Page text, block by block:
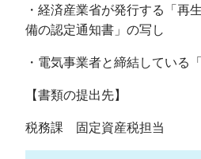
・経済産業省が発行する「再
備の認定通知書」の写し
・電気事業者と締結している
【書類の提出先】
税務課 固定資産税担当